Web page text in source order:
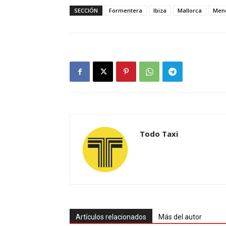
SECCIÓN Formentera Ibiza Mallorca
Todo Taxi
Artículos relacionados Más del autor